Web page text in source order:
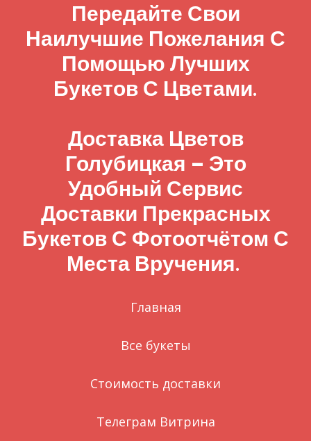
Передайте Свои
Наилучшие Пожелания С
Помощью Лучших
Букетов С Цветами.
Доставка Цветов
Голубицкая – Это
Удобный Сервис
Доставки Прекрасных
Букетов С Фотоотчётом С
Места Вручения.
Главная
Все букеты
Стоимость доставки
Телеграм Витрина